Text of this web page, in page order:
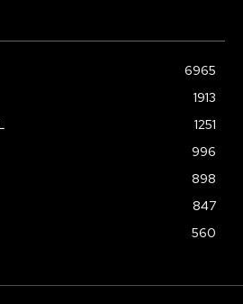
6965
1913
1251
996
898
847
560